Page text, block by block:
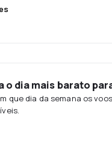
o dia mais barato
que dia da semana os